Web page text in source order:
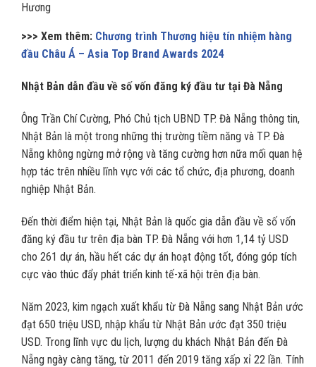
Hương
>>> Xem thêm: Chương trình Thương hiệu tín nhiệm hàng
đầu Châu Á – Asia Top Brand Awards 2024
Nhật Bản dẫn đầu về số vốn đăng ký đầu tư tại Đà Nẵng
Ông Trần Chí Cường, Phó Chủ tịch UBND TP. Đà Nẵng thông tin,
Nhật Bản là một trong những thị trường tiềm năng và TP. Đà
Nẵng không ngừng mở rộng và tăng cường hơn nữa mối quan hệ
hợp tác trên nhiều lĩnh vực với các tổ chức, địa phương, doanh
nghiệp Nhật Bản.
Đến thời điểm hiện tại, Nhật Bản là quốc gia dẫn đầu về số vốn
đăng ký đầu tư trên địa bàn TP. Đà Nẵng với hơn 1,14 tỷ USD
cho 261 dự án, hầu hết các dự án hoạt động tốt, đóng góp tích
cực vào thúc đẩy phát triển kinh tế-xã hội trên địa bàn.
Năm 2023, kim ngạch xuất khẩu từ Đà Nẵng sang Nhật Bản ước
đạt 650 triệu USD, nhập khẩu từ Nhật Bản ước đạt 350 triệu
USD. Trong lĩnh vực du lịch, lượng du khách Nhật Bản đến Đà
Nẵng ngày càng tăng, từ 2011 đến 2019 tăng xấp xỉ 22 lần. Tính